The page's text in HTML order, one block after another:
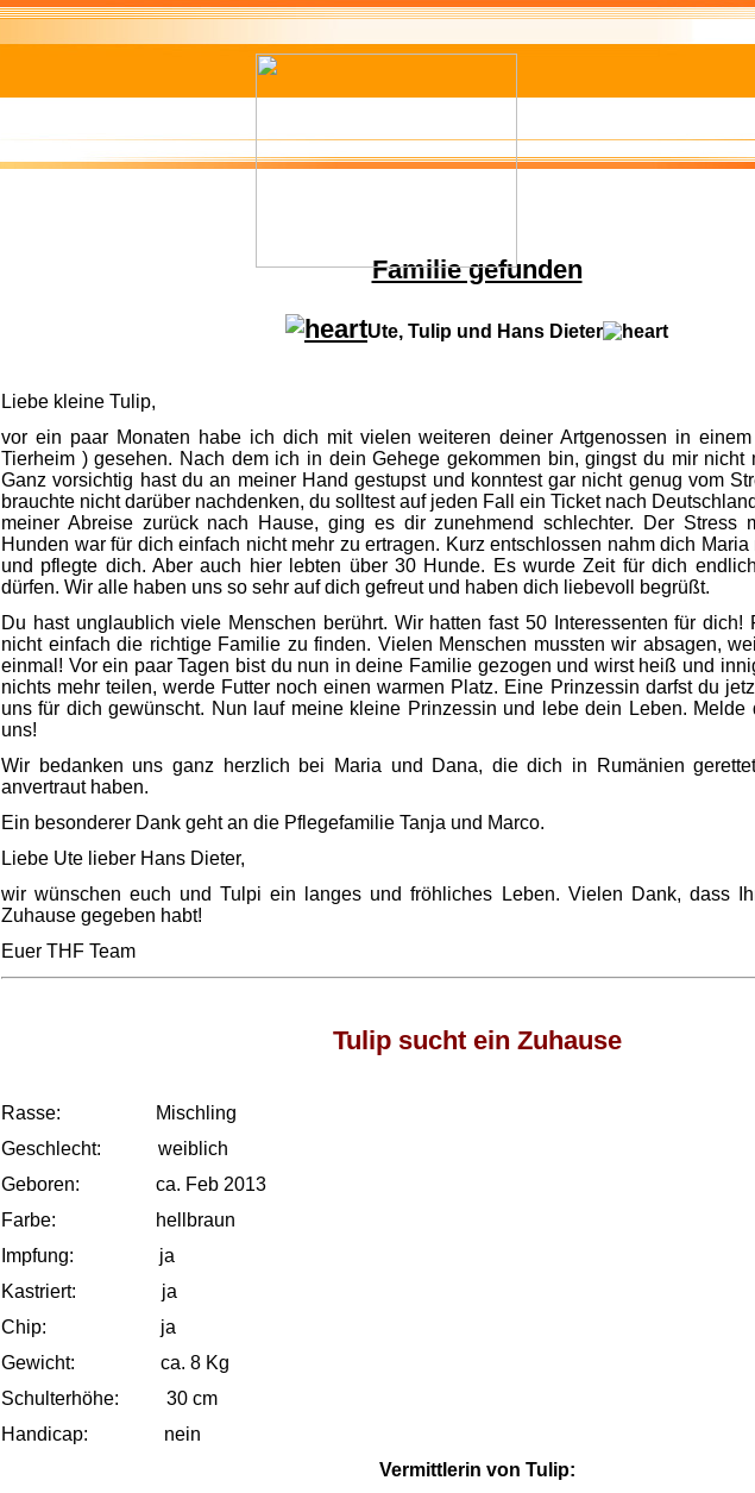
Familie gefunden
Ute, Tulip und Hans Dieter
Liebe kleine Tulip,
vor ein paar Monaten habe ich dich mit vielen weiteren deiner Artgenossen in
Tierheim ) gesehen. Nach dem ich in dein Gehege gekommen bin, gingst du mir nicht
Ganz vorsichtig hast du an meiner Hand gestupst und konntest gar nicht genug vom
brauchte nicht darüber nachdenken, du solltest auf jeden Fall ein Ticket nach
meiner Abreise zurück nach Hause, ging es dir zunehmend schlechter. Der Stress
Hunden war für dich einfach nicht mehr zu ertragen. Kurz entschlossen nahm dich
und pflegte dich. Aber auch hier lebten über 30 Hunde. Es wurde Zeit für dich
dürfen. Wir alle haben uns so sehr auf dich gefreut und haben dich liebevoll begrüßt.
Du hast unglaublich viele Menschen berührt. Wir hatten fast 50 Interessenten für dich!
nicht einfach die richtige Familie zu finden. Vielen Menschen mussten wir absagen,
einmal! Vor ein paar Tagen bist du nun in deine Familie gezogen und wirst heiß und
nichts mehr teilen, werde Futter noch einen warmen Platz. Eine Prinzessin darfst du
uns für dich gewünscht. Nun lauf meine kleine Prinzessin und lebe dein Leben.
uns!
Wir bedanken uns ganz herzlich bei Maria und Dana, die dich in Rumänien
anvertraut haben.
Ein besonderer Dank geht an die Pflegefamilie Tanja und Marco.
Liebe Ute lieber Hans Dieter,
wir wünschen euch und Tulpi ein langes und fröhliches Leben. Vielen Dank, dass
Zuhause gegeben habt!
Euer THF Team
Tulip sucht ein Zuhause
Rasse: Mischling
Geschlecht: weiblich
Geboren: ca. Feb 2013
Farbe: hellbraun
Impfung: ja
Kastriert: ja
Chip: ja
Gewicht: ca. 8 Kg
Schulterhöhe: 30 cm
Handicap: nein
Vermittlerin von Tulip: